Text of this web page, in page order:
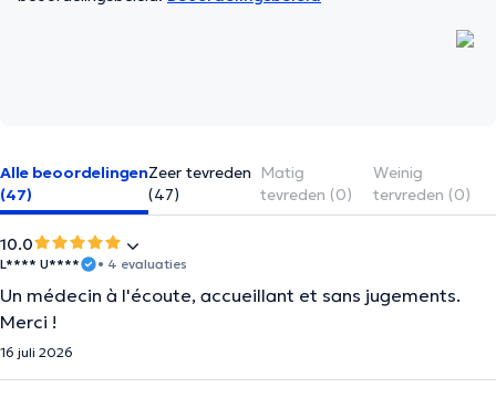
Alle beoordelingen
(47)
Zeer tevreden
(47)
Matig
tevreden (0)
Weinig
tervreden (0)
10.0
L**** U**** • 4 evaluaties
Un médecin à l'écoute, accueillant et sans jugements.
Merci !
16 juli 2026